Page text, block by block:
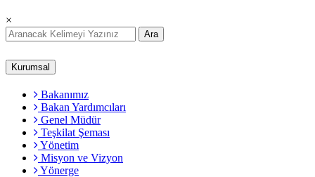
×
Ara
Kurumsal
Bakanımız
Bakan Yardımcıları
Genel Müdür
Teşkilat Şeması
Yönetim
Misyon ve Vizyon
Yönerge